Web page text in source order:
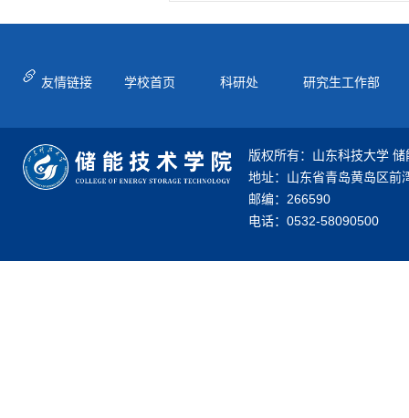
友情链接 学校首页 科研处 研究生工作部
版权所有：山东科技大学
地址：山东省青岛黄岛区前
邮编：266590
电话：0532-58090500